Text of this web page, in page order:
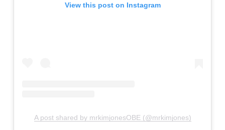
View this post on Instagram
A post shared by mrkimjonesOBE (@mrkimjones)